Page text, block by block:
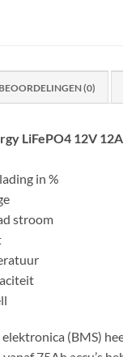
BEOORDELINGEN (0)
LiFePO4 12V
in %
stroom
(BMS)